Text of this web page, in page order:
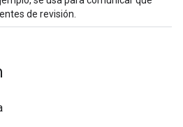
de revisión.